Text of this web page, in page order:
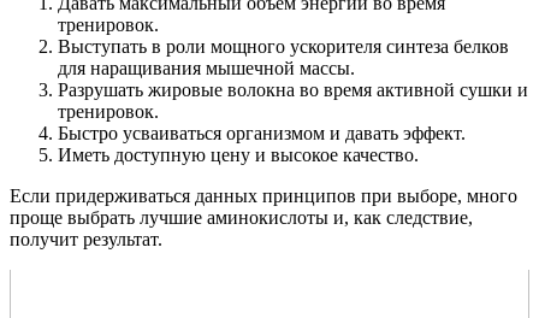
тренировок.
Выступать в роли мощного ускорителя синтеза белков
для наращивания мышечной массы.
Разрушать жировые волокна во время активной сушки и
тренировок.
Быстро усваиваться организмом и давать эффект.
Иметь доступную цену и высокое качество.
Если придерживаться данных принципов при выборе, много
проще выбрать лучшие аминокислоты и, как следствие,
получит результат.